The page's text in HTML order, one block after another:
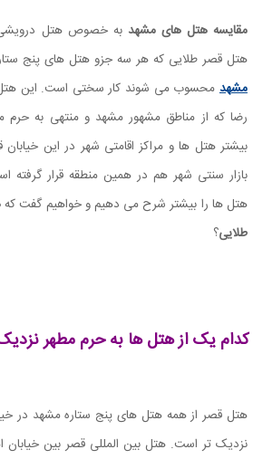
مقایسه هتل های مشهد به خصوص هتل
هتل قصر طلایی که هر سه جزو هتل های پنج
مشهد محسوب می شوند کار سختی است. این هتل
رضا که از مناطق مشهور مشهد و منتهی به حرم
بیشتر هتل ها و مراکز اقامتی شهر در این خیابان
بازار سنتی شهر هم در همین منطقه قرار گرفته
هتل ها را بیشتر شرح می دهیم و خواهیم گفت که
طلایی؟
کدام یک از هتل ها به حرم مطهر
هتل قصر از همه هتل های پنج ستاره مشهد در